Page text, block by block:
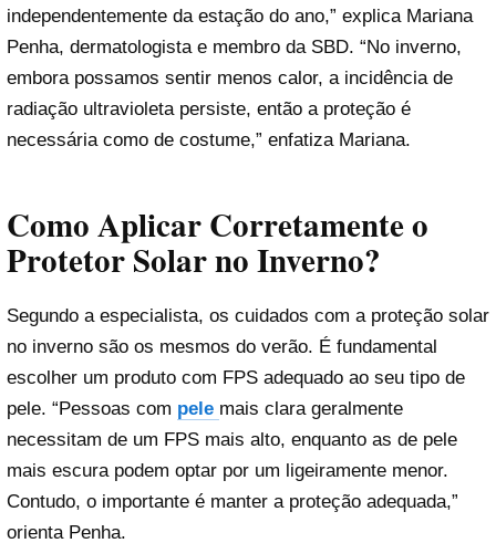
independentemente da estação do ano,” explica Mariana
Penha, dermatologista e membro da SBD. “No inverno,
embora possamos sentir menos calor, a incidência de
radiação ultravioleta persiste, então a proteção é
necessária como de costume,” enfatiza Mariana.
Como Aplicar Corretamente o
Protetor Solar no Inverno?
Segundo a especialista, os cuidados com a proteção solar
no inverno são os mesmos do verão. É fundamental
escolher um produto com FPS adequado ao seu tipo de
pele. “Pessoas com pele mais clara geralmente
necessitam de um FPS mais alto, enquanto as de pele
mais escura podem optar por um ligeiramente menor.
Contudo, o importante é manter a proteção adequada,”
orienta Penha.